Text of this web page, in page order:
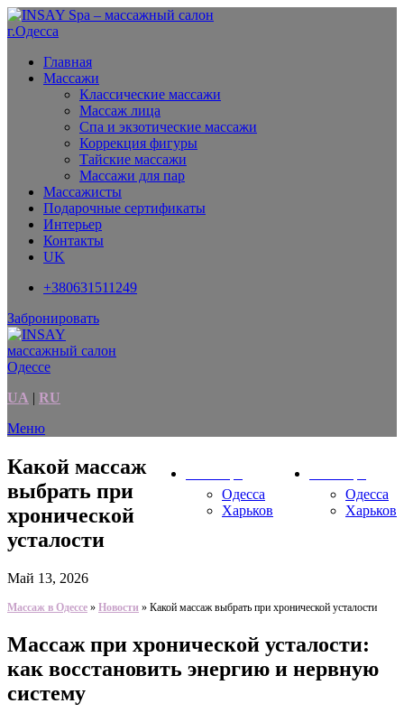
Главная
Массажи
Классические массажи
Массаж лица
Спа и экзотические массажи
Коррекция фигуры
Тайские массажи
Массажи для пар
Массажисты
Подарочные сертификаты
Интерьер
Контакты
UK
+380631511249
Забронировать
UA | RU
Меню
Одесса
Харьков
Одесса
Харьков
Какой массаж
выбрать при
хронической
усталости
Май 13, 2026
Массаж в Одессе » Новости » Какой массаж выбрать при хронической усталости
Массаж при хронической усталости:
как восстановить энергию и нервную
систему